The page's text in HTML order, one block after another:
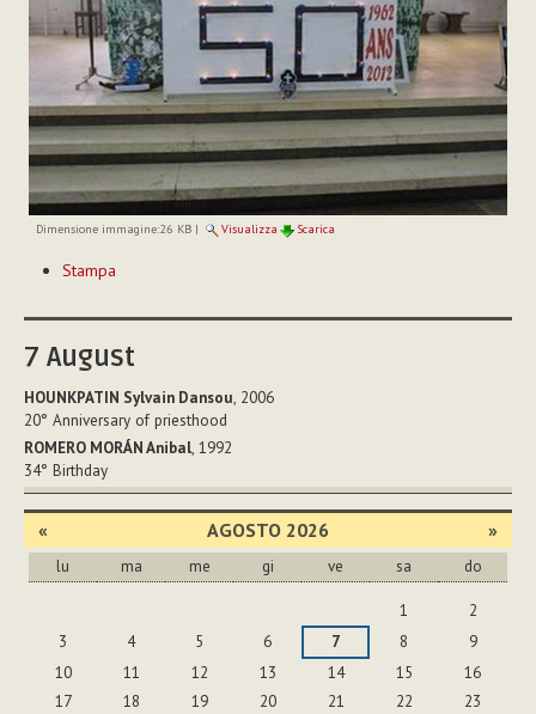
Dimensione immagine:26 KB| Visualizza Scarica
sul
Stampa
7 August
HOUNKPATIN Sylvain Dansou, 2006
20° Anniversary of priesthood
ROMERO MORÁN Anibal, 1992
34° Birthday
« AGOSTO 2026 »
lu ma me gi ve sa do
1
2
3
4 5 6 7 8
9
10
11 12 13 14 15
16
17
18 19 20 21 22
23